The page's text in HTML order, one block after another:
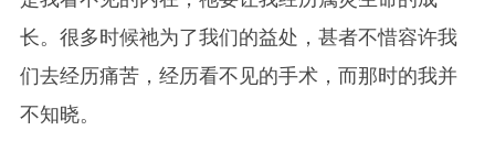
长。很多时候祂为了我们的益处，甚者不惜容许我
们去经历痛苦，经历看不见的手术，而那时的我并
不知晓。